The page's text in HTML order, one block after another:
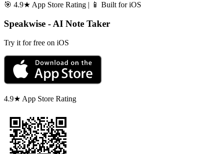
🎯 4.9★ App Store Rating | 📱 Built for iOS
Speakwise - AI Note Taker
Try it for free on iOS
4.9★ App Store Rating